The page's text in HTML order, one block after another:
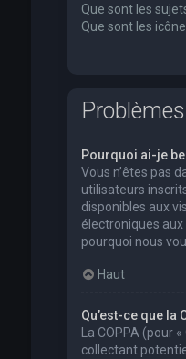
Que sont les
Que sont les
Pourquoi ai-je
Vous n’êtes pas
utilisateurs
disponibles aux
électroniques aux
pourquoi nous
Haut
Qu’est-ce que la
La COPPA
collectant